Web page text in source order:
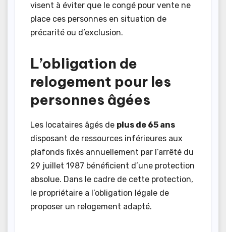
visent à éviter que le congé pour vente ne
place ces personnes en situation de
précarité ou d’exclusion.
L’obligation de
relogement pour les
personnes âgées
Les locataires âgés de plus de 65 ans
disposant de ressources inférieures aux
plafonds fixés annuellement par l’arrêté du
29 juillet 1987 bénéficient d’une protection
absolue. Dans le cadre de cette protection,
le propriétaire a l’obligation légale de
proposer un relogement adapté.